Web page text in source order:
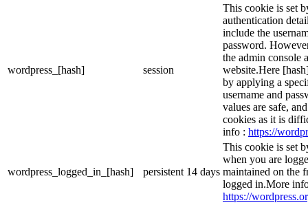
wordpress_[hash] session
This cookie is set
authentication
include the
password.
the admin console
website.Here
by applying a
username and
values are safe,
cookies as it is
info : https://
wordpress_logged_in_[hash] persistent 14 days
This cookie is set
when you are
maintained on the
logged in.More
https://